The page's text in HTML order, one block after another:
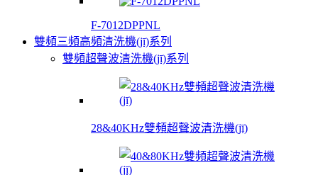
F-7012DPPNL
雙頻三頻高頻清洗機(jī)系列
雙頻超聲波清洗機(jī)系列
28&40KHz雙頻超聲波清洗機(jī)